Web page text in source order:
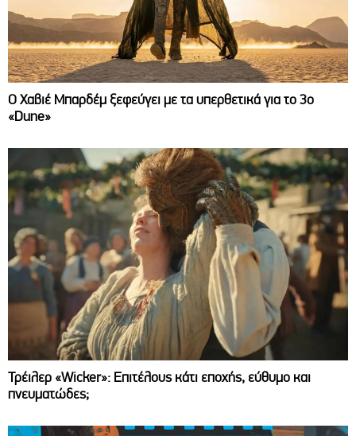
O Χαβιέ Μπαρδέμ ξεφεύγει με τα υπερθετικά για το 3ο
«Dune»
Τρέιλερ «Wicker»: Επιτέλους κάτι εποχής, εύθυμο και
πνευματώδες;